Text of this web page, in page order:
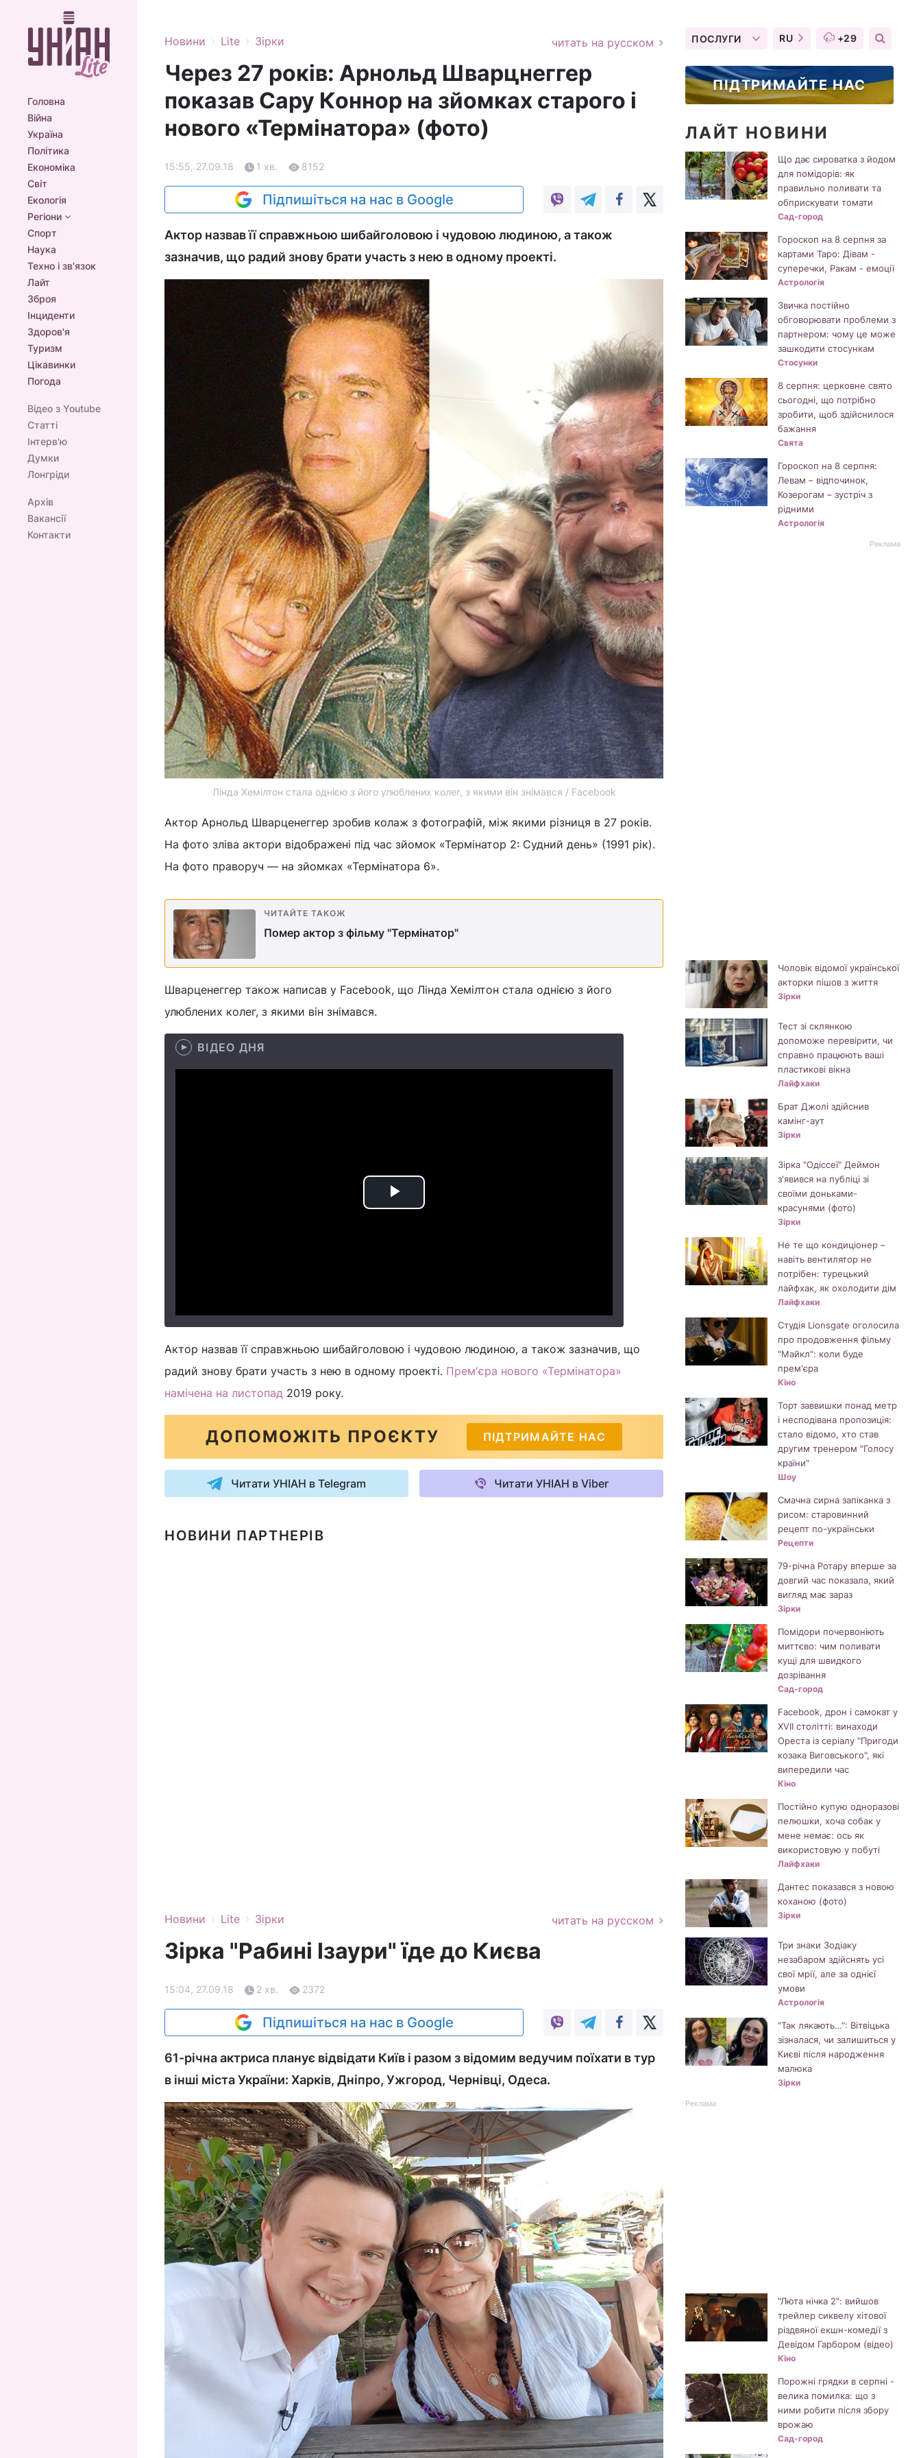
Головна
Війна
Україна
Політика
Економіка
Світ
Екологія
Регіони
Спорт
Наука
Техно і зв'язок
Лайт
Зброя
Інциденти
Здоров'я
Туризм
Цікавинки
Погода
Відео з Youtube
Статті
Інтерв'ю
Думки
Лонгріди
Архів
Вакансії
Контакти
Новини › Lite › Зірки читать на русском
Через 27 років: Арнольд Шварцнеггер
показав Сару Коннор на зйомках старого і
нового «Термінатора» (фото)
15:55, 27.09.18 1 хв. 8152
Підпишіться на нас в Google
Актор назвав її справжньою шибайголовою і чудовою людиною, а також
зазначив, що радий знову брати участь з нею в одному проекті.
Лінда Хемілтон стала однією з його улюблених колег, з якими він знімався / Facebook
Актор Арнольд Шварценеггер зробив колаж з фотографій, між якими різниця в 27 років.
На фото зліва актори відображені під час зйомок «Термінатор 2: Судний день» (1991 рік).
На фото праворуч — на зйомках «Термінатора 6».
ЧИТАЙТЕ ТАКОЖ
Помер актор з фільму "Термінатор"
Шварценеггер також написав у Facebook, що Лінда Хемілтон стала однією з його
улюблених колег, з якими він знімався.
ВІДЕО ДНЯ
Play
Актор назвав її справжньою шибайголовою і чудовою людиною, а також зазначив, що
радий знову брати участь з нею в одному проекті. Прем'єра нового «Термінатора»
намічена на листопад 2019 року.
ДОПОМОЖІТЬ ПРОЄКТУ ПІДТРИМАЙТЕ НАС
Читати УНІАН в Telegram Читати УНІАН в Viber
НОВИНИ ПАРТНЕРІВ
Новини › Lite › Зірки читать на русском
Зірка "Рабині Ізаури" їде до Києва
15:04, 27.09.18 2 хв. 2372
Підпишіться на нас в Google
61-річна актриса планує відвідати Київ і разом з відомим ведучим поїхати в тур
в інші міста України: Харків, Дніпро, Ужгород, Чернівці, Одеса.
ПОСЛУГИ RU +29
ПІДТРИМАЙТЕ НАС
ЛАЙТ НОВИНИ
Що дає сироватка з йодом
для помідорів: як
правильно поливати та
обприскувати томати
Сад-город
Гороскоп на 8 серпня за
картами Таро: Дівам -
суперечки, Ракам - емоції
Астрологія
Звичка постійно
обговорювати проблеми з
партнером: чому це може
зашкодити стосункам
Стосунки
8 серпня: церковне свято
сьогодні, що потрібно
зробити, щоб здійснилося
бажання
Свята
Гороскоп на 8 серпня:
Левам – відпочинок,
Козерогам – зустріч з
рідними
Астрологія
Реклама
Чоловік відомої української
акторки пішов з життя
Зірки
Тест зі склянкою
допоможе перевірити, чи
справно працюють ваші
пластикові вікна
Лайфхаки
Брат Джолі здійснив
камінг-аут
Зірки
Зірка "Одіссеї" Деймон
з'явився на публіці зі
своїми доньками-
красунями (фото)
Зірки
Не те що кондиціонер –
навіть вентилятор не
потрібен: турецький
лайфхак, як охолодити дім
Лайфхаки
Студія Lionsgate оголосила
про продовження фільму
"Майкл": коли буде
прем'єра
Кіно
Торт заввишки понад метр
і несподівана пропозиція:
стало відомо, хто став
другим тренером "Голосу
країни"
Шоу
Смачна сирна запіканка з
рисом: старовинний
рецепт по-українськи
Рецепти
79-річна Ротару вперше за
довгий час показала, який
вигляд має зараз
Зірки
Помідори почервоніють
миттєво: чим поливати
кущі для швидкого
дозрівання
Сад-город
Facebook, дрон і самокат у
XVII столітті: винаходи
Ореста із серіалу "Пригоди
козака Виговського", які
випередили час
Кіно
Постійно купую одноразові
пелюшки, хоча собак у
мене немає: ось як
використовую у побуті
Лайфхаки
Дантес показався з новою
коханою (фото)
Зірки
Три знаки Зодіаку
незабаром здійснять усі
свої мрії, але за однієї
умови
Астрологія
"Так лякають…": Вітвіцька
зізналася, чи залишиться у
Києві після народження
малюка
Зірки
Реклама
"Люта нічка 2": вийшов
трейлер сиквелу хітової
різдвяної екшн-комедії з
Девідом Гарбором (відео)
Кіно
Порожні грядки в серпні -
велика помилка: що з
ними робити після збору
врожаю
Сад-город